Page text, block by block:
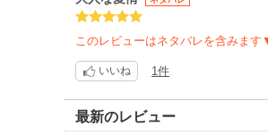
このレビューはネタバレを含みます
いいね 1件
最新のレビュー